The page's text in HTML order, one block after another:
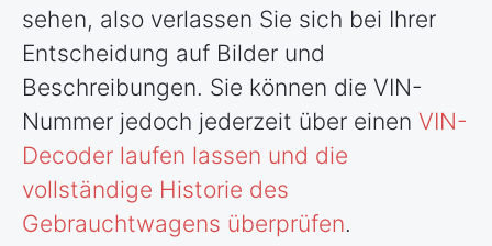
sehen, also verlassen Sie sich bei Ihrer
Entscheidung auf Bilder und
Beschreibungen. Sie können die VIN-
Nummer jedoch jederzeit über einen VIN-
Decoder laufen lassen und die
vollständige Historie des
Gebrauchtwagens überprüfen.